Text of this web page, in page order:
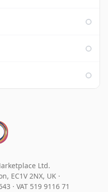
Ltd.
EC1V 2NX, UK ·
· VAT 519 9116 71